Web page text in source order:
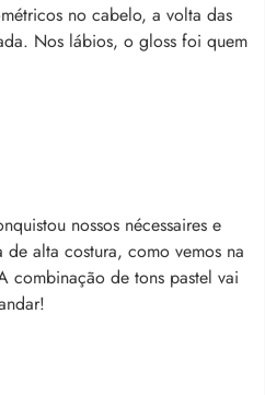
no cabelo, a volta das
Nos lábios, o gloss foi quem
nossos nécessaires e
de alta costura, como vemos na
combinação de tons pastel vai